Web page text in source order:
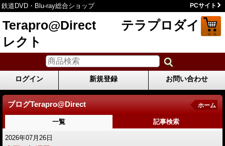
鉄道DVD・Blu-ray総合ショップ PCサイト
Terapro@Direct テラプロダイ
レクト
ログイン 新規登録 お問い合わせ
ブログTerapro@Direct ホーム
一覧 記事検索
2026年07月26日